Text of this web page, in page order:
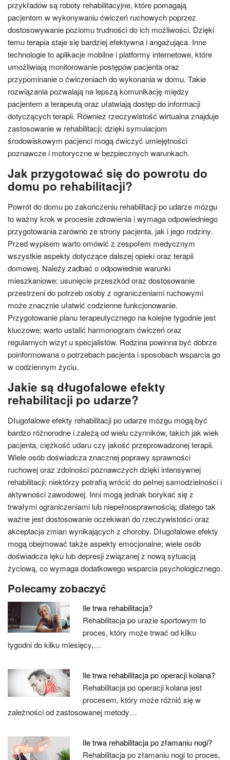
przykładów są roboty rehabilitacyjne, które pomagają
pacjentom w wykonywaniu ćwiczeń ruchowych poprzez
dostosowywanie poziomu trudności do ich możliwości. Dzięki
temu terapia staje się bardziej efektywna i angażująca. Inne
technologie to aplikacje mobilne i platformy internetowe, które
umożliwiają monitorowanie postępów pacjenta oraz
przypominanie o ćwiczeniach do wykonania w domu. Takie
rozwiązania pozwalają na lepszą komunikację między
pacjentem a terapeutą oraz ułatwiają dostęp do informacji
dotyczących terapii. Również rzeczywistość wirtualna znajduje
zastosowanie w rehabilitacji; dzięki symulacjom
środowiskowym pacjenci mogą ćwiczyć umiejętności
poznawcze i motoryczne w bezpiecznych warunkach.
Jak przygotować się do powrotu do
domu po rehabilitacji?
Powrót do domu po zakończeniu rehabilitacji po udarze mózgu
to ważny krok w procesie zdrowienia i wymaga odpowiedniego
przygotowania zarówno ze strony pacjenta, jak i jego rodziny.
Przed wypisem warto omówić z zespołem medycznym
wszystkie aspekty dotyczące dalszej opieki oraz terapii
domowej. Należy zadbać o odpowiednie warunki
mieszkaniowe; usunięcie przeszkód oraz dostosowanie
przestrzeni do potrzeb osoby z ograniczeniami ruchowymi
może znacznie ułatwić codzienne funkcjonowanie.
Przygotowanie planu terapeutycznego na kolejne tygodnie jest
kluczowe; warto ustalić harmonogram ćwiczeń oraz
regularnych wizyt u specjalistów. Rodzina powinna być dobrze
poinformowana o potrzebach pacjenta i sposobach wsparcia go
w codziennym życiu.
Jakie są długofalowe efekty
rehabilitacji po udarze?
Długofalowe efekty rehabilitacji po udarze mózgu mogą być
bardzo różnorodne i zależą od wielu czynników, takich jak wiek
pacjenta, ciężkość udaru czy jakość przeprowadzonej terapii.
Wiele osób doświadcza znacznej poprawy sprawności
ruchowej oraz zdolności poznawczych dzięki intensywnej
rehabilitacji; niektórzy potrafią wrócić do pełnej samodzielności i
aktywności zawodowej. Inni mogą jednak borykać się z
trwałymi ograniczeniami lub niepełnosprawnością; dlatego tak
ważne jest dostosowanie oczekiwań do rzeczywistości oraz
akceptacja zmian wynikających z choroby. Długofalowe efekty
mogą obejmować także aspekty emocjonalne; wiele osób
doświadcza lęku lub depresji związanej z nową sytuacją
życiową, co wymaga dodatkowego wsparcia psychologicznego.
Polecamy zobaczyć
Ile trwa rehabilitacja?
Rehabilitacja po urazie sportowym to
proces, który może trwać od kilku
tygodni do kilku miesięcy,…
Ile trwa rehabilitacja po operacji kolana?
Rehabilitacja po operacji kolana jest
procesem, który może różnić się w
zależności od zastosowanej metody…
Ile trwa rehabilitacja po złamaniu nogi?
Rehabilitacja po złamaniu nogi to proces,